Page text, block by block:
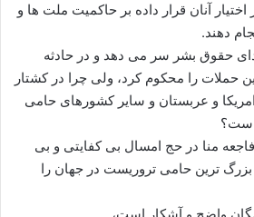
آنان قرار داده بر حاکمیت ملت ها و
دهند.
حقوق بشر سر می دهد و در حادثه
حملات را محکوم کرد، ولی چرا در کشتار
امریکا و عربستان و سایر کشورهای حامی
منا در حج امسال بی کفایتی و بی
ترین حامی تروریست در جهان را